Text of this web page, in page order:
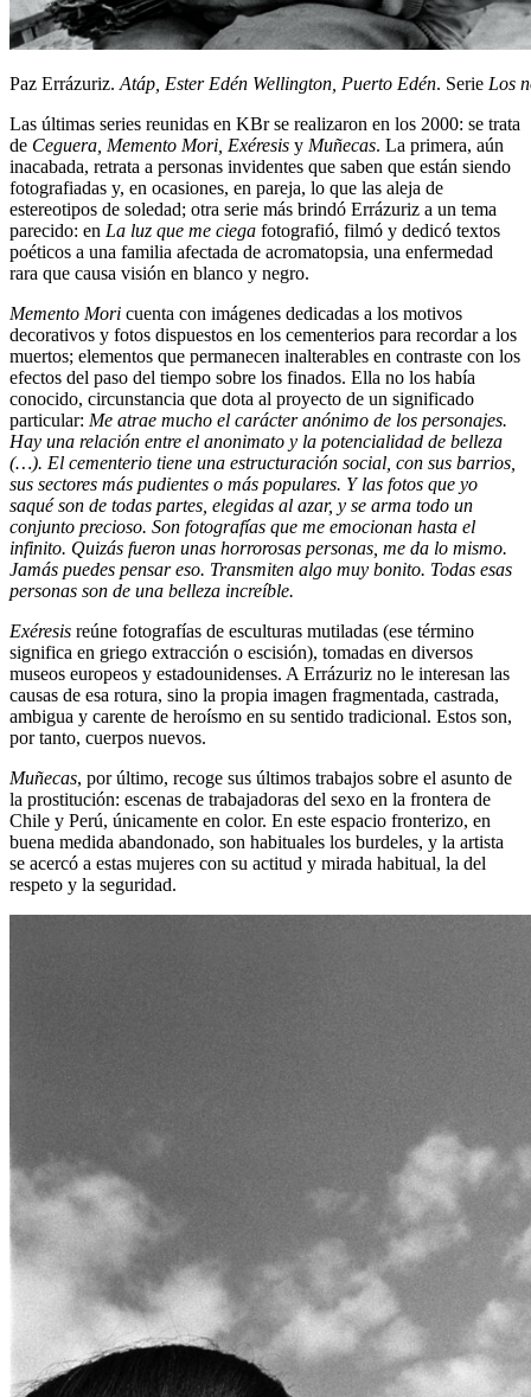
Paz Errázuriz. Atáp, Ester Edén Wellington, Puerto Edén. Serie Los
Las últimas series reunidas en KBr se realizaron en los 2000: se trata
de Ceguera, Memento Mori, Exéresis y Muñecas. La primera, aún
inacabada, retrata a personas invidentes que saben que están siendo
fotografiadas y, en ocasiones, en pareja, lo que las aleja de
estereotipos de soledad; otra serie más brindó Errázuriz a un tema
parecido: en La luz que me ciega fotografió, filmó y dedicó textos
poéticos a una familia afectada de acromatopsia, una enfermedad
rara que causa visión en blanco y negro.
Memento Mori cuenta con imágenes dedicadas a los motivos
decorativos y fotos dispuestos en los cementerios para recordar a los
muertos; elementos que permanecen inalterables en contraste con los
efectos del paso del tiempo sobre los finados. Ella no los había
conocido, circunstancia que dota al proyecto de un significado
particular: Me atrae mucho el carácter anónimo de los personajes.
Hay una relación entre el anonimato y la potencialidad de belleza
(…). El cementerio tiene una estructuración social, con sus barrios,
sus sectores más pudientes o más populares. Y las fotos que yo
saqué son de todas partes, elegidas al azar, y se arma todo un
conjunto precioso. Son fotografías que me emocionan hasta el
infinito. Quizás fueron unas horrorosas personas, me da lo mismo.
Jamás puedes pensar eso. Transmiten algo muy bonito. Todas esas
personas son de una belleza increíble.
Exéresis reúne fotografías de esculturas mutiladas (ese término
significa en griego extracción o escisión), tomadas en diversos
museos europeos y estadounidenses. A Errázuriz no le interesan las
causas de esa rotura, sino la propia imagen fragmentada, castrada,
ambigua y carente de heroísmo en su sentido tradicional. Estos son,
por tanto, cuerpos nuevos.
Muñecas, por último, recoge sus últimos trabajos sobre el asunto de
la prostitución: escenas de trabajadoras del sexo en la frontera de
Chile y Perú, únicamente en color. En este espacio fronterizo, en
buena medida abandonado, son habituales los burdeles, y la artista
se acercó a estas mujeres con su actitud y mirada habitual, la del
respeto y la seguridad.